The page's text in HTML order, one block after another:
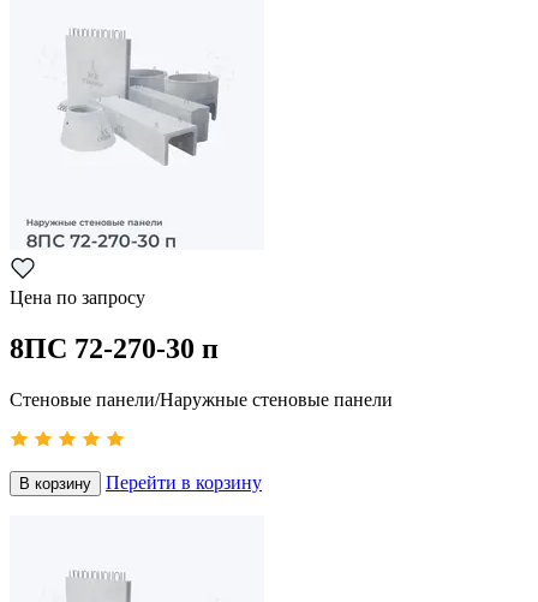
Цена по запросу
8ПС 72-270-30 п
Стеновые панели/Наружные стеновые панели
В корзину Перейти в корзину